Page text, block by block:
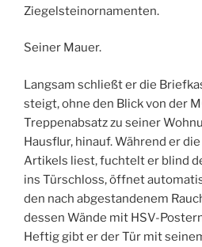
Ziegelsteinornamenten.
Seiner Mauer.
Langsam schließt er die
steigt, ohne den Blick von der
Treppenabsatz zu seiner
Hausflur, hinauf. Während er
Artikels liest, fuchtelt er blind
ins Türschloss, öffnet
den nach abgestandenem
dessen Wände mit HSV-
Heftig gibt er der Tür mit